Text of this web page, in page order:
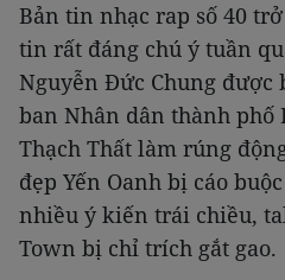
Bản tin nhạc rap số 40
tin rất đáng chú ý tuần
Nguyễn Đức Chung được
ban Nhân dân thành phố
Thạch Thất làm rúng
đẹp Yến Oanh bị cáo
nhiều ý kiến trái chiều,
Town bị chỉ trích gắt gao.